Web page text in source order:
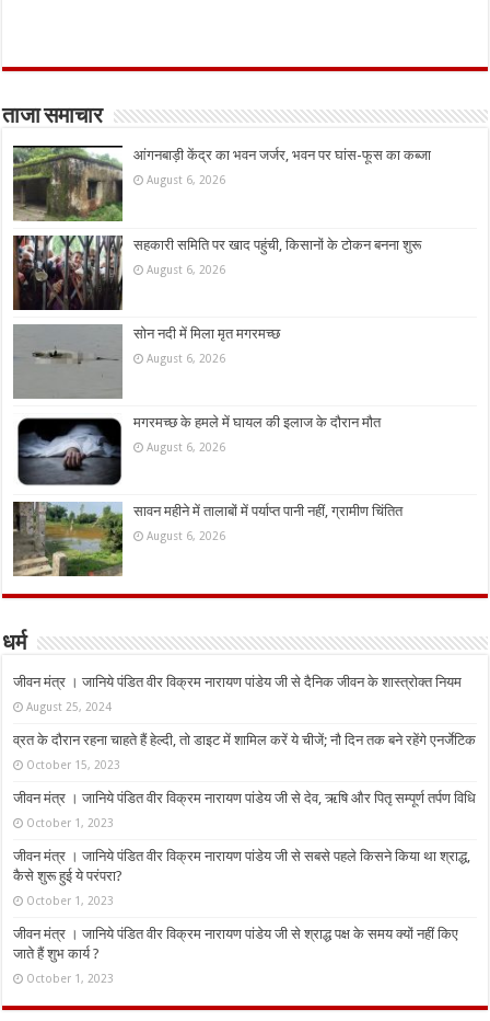
ताजा समाचार
आंगनबाड़ी केंद्र का भवन जर्जर, भवन पर घांस-फूस का कब्जा
August 6, 2026
सहकारी समिति पर खाद पहुंची, किसानों के टोकन बनना शुरू
August 6, 2026
सोन नदी में मिला मृत मगरमच्छ
August 6, 2026
मगरमच्छ के हमले में घायल की इलाज के दौरान मौत
August 6, 2026
सावन महीने में तालाबों में पर्याप्त पानी नहीं, ग्रामीण चिंतित
August 6, 2026
धर्म
जीवन मंत्र । जानिये पंडित वीर विक्रम नारायण पांडेय जी से दैनिक जीवन के शास्त्रोक्त नियम
August 25, 2024
व्रत के दौरान रहना चाहते हैं हेल्दी, तो डाइट में शामिल करें ये चीजें; नौ दिन तक बने रहेंगे एनर्जेटिक
October 15, 2023
जीवन मंत्र । जानिये पंडित वीर विक्रम नारायण पांडेय जी से देव, ऋषि और पितृ सम्पूर्ण तर्पण विधि
October 1, 2023
जीवन मंत्र । जानिये पंडित वीर विक्रम नारायण पांडेय जी से सबसे पहले किसने किया था श्राद्ध,
कैसे शुरू हुई ये परंपरा?
October 1, 2023
जीवन मंत्र । जानिये पंडित वीर विक्रम नारायण पांडेय जी से श्राद्ध पक्ष के समय क्यों नहीं किए
जाते हैं शुभ कार्य ?
October 1, 2023